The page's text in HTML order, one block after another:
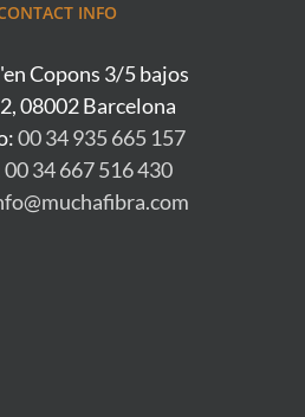
INFO
Copons 3/5 bajos
08002 Barcelona
00 34 935 665 157
00 34 667 516 430